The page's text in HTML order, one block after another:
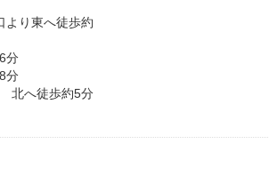
り東へ徒歩約
分
分
北へ徒歩約5分